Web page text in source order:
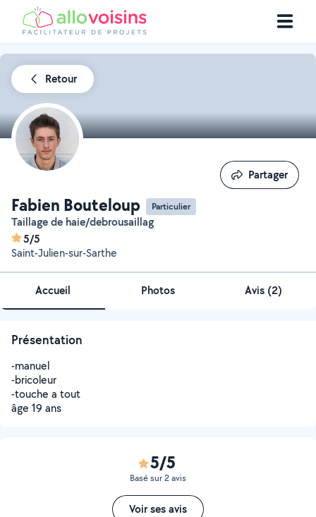
Retour
Fabien Bouteloup Particulier
Taillage de haie/debrousaillag
5/5
Saint-Julien-sur-Sarthe
Partager
Partager
Accueil Photos Avis (2)
Présentation
-manuel
-bricoleur
-touche a tout
âge 19 ans
5/5
Basé sur 2 avis
Voir ses avis